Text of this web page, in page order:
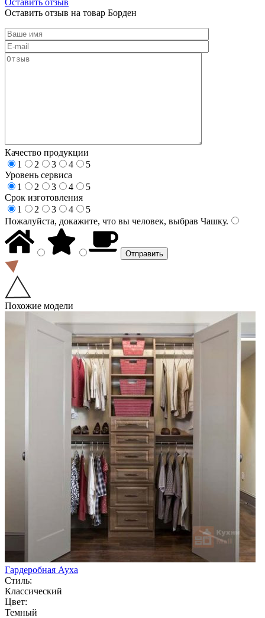
Оставить отзыв на товар Борден
Качество продукции
1
2 3 4
5
Уровень сервиса
1
2 3 4
5
Срок изготовления
1
2 3 4
5
Пожалуйста, докажите, что вы человек, выбрав Чашку.
Похожие модели
Гардеробная Ауха
Стиль:
Классический
Цвет:
Темный